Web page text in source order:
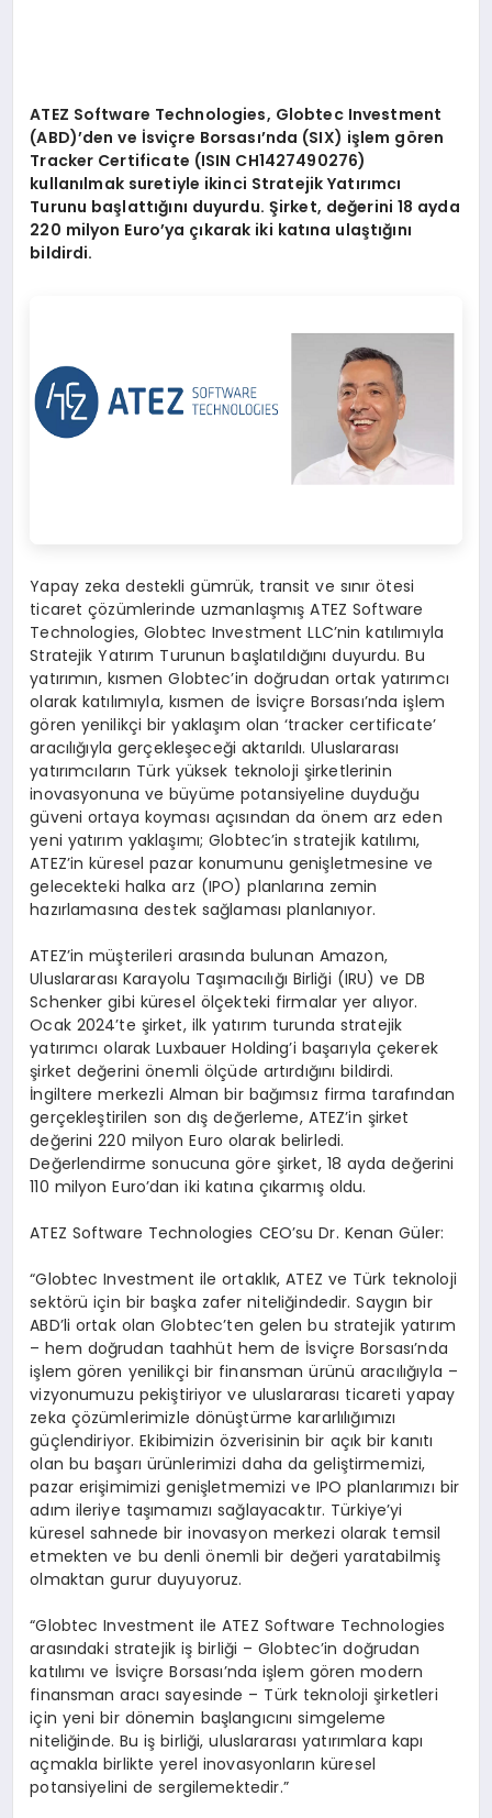
ATEZ Software Technologies, Globtec Investment
(ABD)’den ve İsviçre Borsası’nda (SIX) işlem gören
Tracker Certificate (ISIN CH1427490276)
kullanılmak suretiyle ikinci Stratejik Yatırımcı
Turunu başlattığını duyurdu. Şirket, değerini 18 ayda
220 milyon Euro’ya çıkarak iki katına ulaştığını
bildirdi.
Yapay zeka destekli gümrük, transit ve sınır ötesi
ticaret çözümlerinde uzmanlaşmış ATEZ Software
Technologies, Globtec Investment LLC’nin katılımıyla
Stratejik Yatırım Turunun başlatıldığını duyurdu. Bu
yatırımın, kısmen Globtec’in doğrudan ortak yatırımcı
olarak katılımıyla, kısmen de İsviçre Borsası’nda işlem
gören yenilikçi bir yaklaşım olan ‘tracker certificate’
aracılığıyla gerçekleşeceği aktarıldı. Uluslararası
yatırımcıların Türk yüksek teknoloji şirketlerinin
inovasyonuna ve büyüme potansiyeline duyduğu
güveni ortaya koyması açısından da önem arz eden
yeni yatırım yaklaşımı; Globtec’in stratejik katılımı,
ATEZ’in küresel pazar konumunu genişletmesine ve
gelecekteki halka arz (IPO) planlarına zemin
hazırlamasına destek sağlaması planlanıyor.
ATEZ’in müşterileri arasında bulunan Amazon,
Uluslararası Karayolu Taşımacılığı Birliği (IRU) ve DB
Schenker gibi küresel ölçekteki firmalar yer alıyor.
Ocak 2024’te şirket, ilk yatırım turunda stratejik
yatırımcı olarak Luxbauer Holding’i başarıyla çekerek
şirket değerini önemli ölçüde artırdığını bildirdi.
İngiltere merkezli Alman bir bağımsız firma tarafından
gerçekleştirilen son dış değerleme, ATEZ’in şirket
değerini 220 milyon Euro olarak belirledi.
Değerlendirme sonucuna göre şirket, 18 ayda değerini
110 milyon Euro’dan iki katına çıkarmış oldu.
ATEZ Software Technologies CEO’su Dr. Kenan Güler:
“Globtec Investment ile ortaklık, ATEZ ve Türk teknoloji
sektörü için bir başka zafer niteliğindedir. Saygın bir
ABD’li ortak olan Globtec’ten gelen bu stratejik yatırım
– hem doğrudan taahhüt hem de İsviçre Borsası’nda
işlem gören yenilikçi bir finansman ürünü aracılığıyla –
vizyonumuzu pekiştiriyor ve uluslararası ticareti yapay
zeka çözümlerimizle dönüştürme kararlılığımızı
güçlendiriyor. Ekibimizin özverisinin bir açık bir kanıtı
olan bu başarı ürünlerimizi daha da geliştirmemizi,
pazar erişimimizi genişletmemizi ve IPO planlarımızı bir
adım ileriye taşımamızı sağlayacaktır. Türkiye’yi
küresel sahnede bir inovasyon merkezi olarak temsil
etmekten ve bu denli önemli bir değeri yaratabilmiş
olmaktan gurur duyuyoruz.
“Globtec Investment ile ATEZ Software Technologies
arasındaki stratejik iş birliği – Globtec’in doğrudan
katılımı ve İsviçre Borsası’nda işlem gören modern
finansman aracı sayesinde – Türk teknoloji şirketleri
için yeni bir dönemin başlangıcını simgeleme
niteliğinde. Bu iş birliği, uluslararası yatırımlara kapı
açmakla birlikte yerel inovasyonların küresel
potansiyelini de sergilemektedir.”